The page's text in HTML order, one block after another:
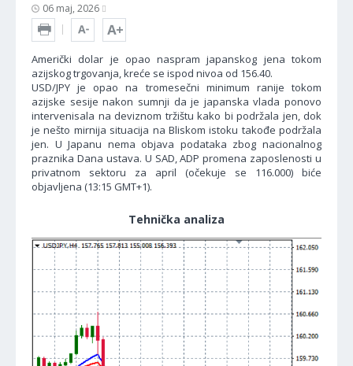
06 maj, 2026
Američki dolar je opao naspram japanskog jena tokom
azijskog trgovanja, kreće se ispod nivoa od 156.40.
USD/JPY je opao na tromesečni minimum ranije tokom
azijske sesije nakon sumnji da je japanska vlada ponovo
intervenisala na deviznom tržištu kako bi podržala jen, dok
je nešto mirnija situacija na Bliskom istoku takođe podržala
jen. U Japanu nema objava podataka zbog nacionalnog
praznika Dana ustava. U SAD, ADP promena zaposlenosti u
privatnom sektoru za april (očekuje se 116.000) biće
objavljena (13:15 GMT+1).
Tehnička analiza